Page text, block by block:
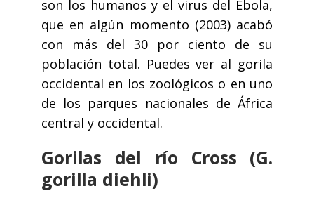
son los humanos y el virus del Ébola,
que en algún momento (2003) acabó
con más del 30 por ciento de su
población total. Puedes ver al gorila
occidental en los zoológicos o en uno
de los parques nacionales de África
central y occidental.
Gorilas del río Cross (G.
gorilla diehli)